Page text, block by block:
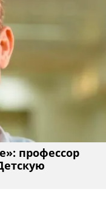
профессор